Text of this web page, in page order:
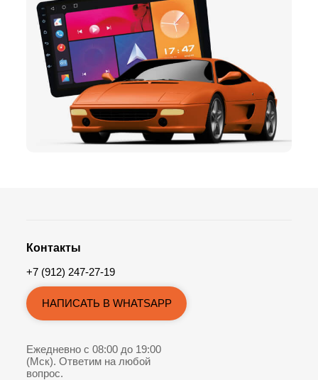
Контакты
+7 (912) 247-27-19
НАПИСАТЬ В WHATSAPP
Ежедневно с 08:00 до 19:00
(Мск). Ответим на любой
вопрос.